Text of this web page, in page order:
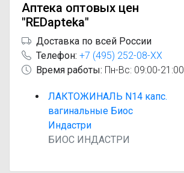
Аптека оптовых цен
"REDapteka"
Доставка по всей России
Телефон: +7 (495) 252-08-XX
Время работы: Пн-Вс: 09:00-21:00
ЛАКТОЖИНАЛЬ N14 капс.
вагинальные Биос
Индастри
БИОС ИНДАСТРИ